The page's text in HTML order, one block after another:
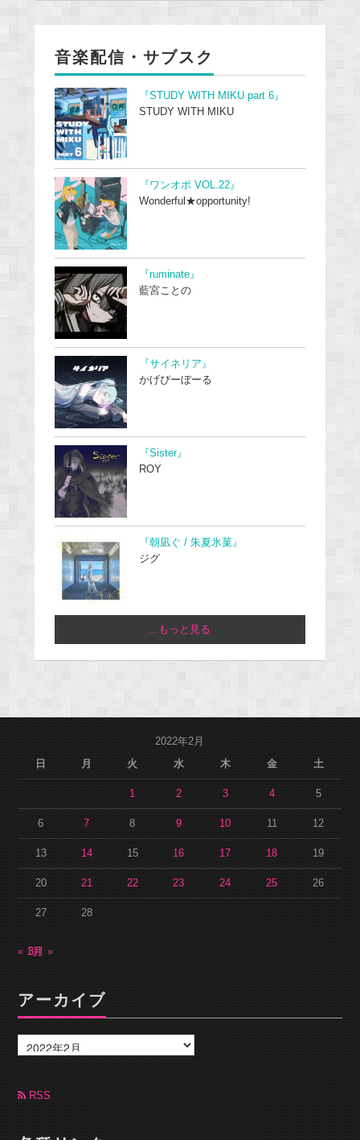
音楽配信・サブスク
『STUDY WITH MIKU part 6』
STUDY WITH MIKU
『ワンオポ VOL.22』
Wonderful★opportunity!
『ruminate』
藍宮ことの
『サイネリア』
かげぴーぼーる
『Sister』
ROY
『朝凪ぐ / 朱夏氷菓』
ジグ
...もっと見る
2022年2月
日
月 火 水 木 金 土
1 2 3 4 5
6 7 8 9 10 11 12
13 14 15 16 17 18 19
20 21 22 23 24 25 26
27 28
« 1月3月 »
アーカイブ
ー
カ
ブ RSS